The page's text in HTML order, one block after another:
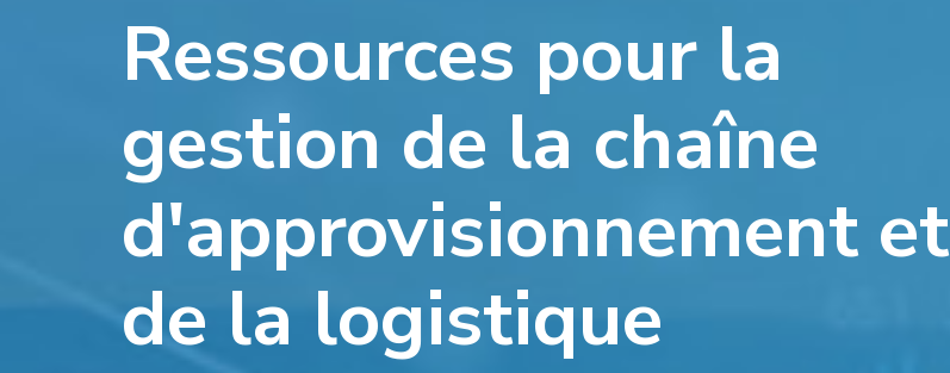
Ressources pour la
gestion de la chaîne
d'approvisionnement et
de la logistique